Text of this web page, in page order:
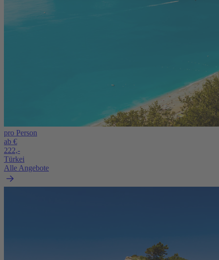
pro Person
ab €
222,-
Türkei
Alle Angebote